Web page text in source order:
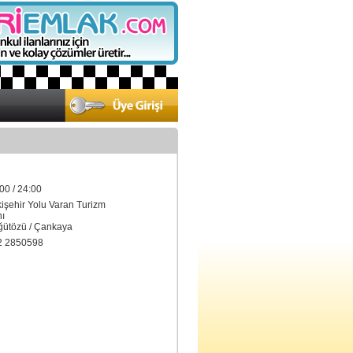
/ 24:00
Yolu Varan Turizm
/ Çankaya
2850598